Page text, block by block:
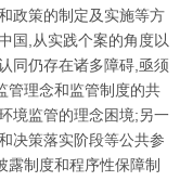
政策的制定及实施等方
国,从实践个案的角度以
同仍存在诸多障碍,亟须
管理念和监管制度的共
境监管的理念困境;另一
决策落实阶段等公共参
露制度和程序性保障制